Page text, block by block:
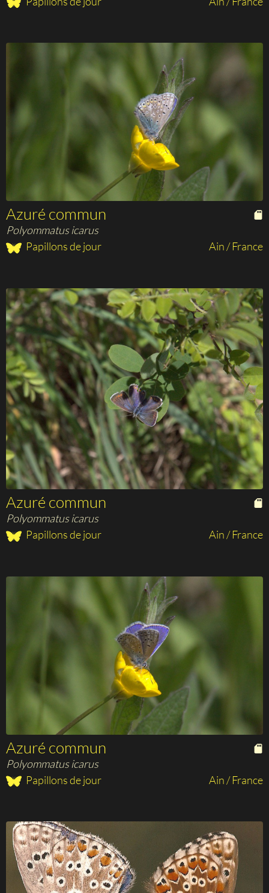
Azuré commun
Polyommatus icarus
Papillons de jour
Ain / France
Azuré commun
Polyommatus icarus
Papillons de jour
Ain / France
Azuré commun
Polyommatus icarus
Papillons de jour
Ain / France